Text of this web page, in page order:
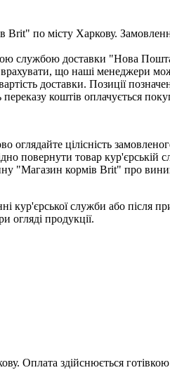
Brit" по місту Харкову.
службою доставки "Нова
що наші менеджери
доставки. Позиції
коштів оплачується
цілісність
повернути товар
"Магазин кормів Brit" про
кур'єрської служби або
огляді продукції.
Оплата здійснюється